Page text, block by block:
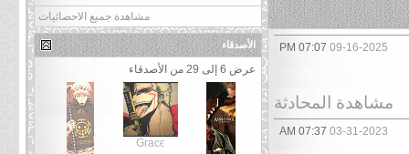
09-16-2025
07:07 PM
مشاهدة المحادثة
03-31-2023
07:37 AM
مشاهدة جميع الاحصائيات
الأصدقاء
عرض 6 إلى 29 من الأصدقاء
Ԍгасϵ